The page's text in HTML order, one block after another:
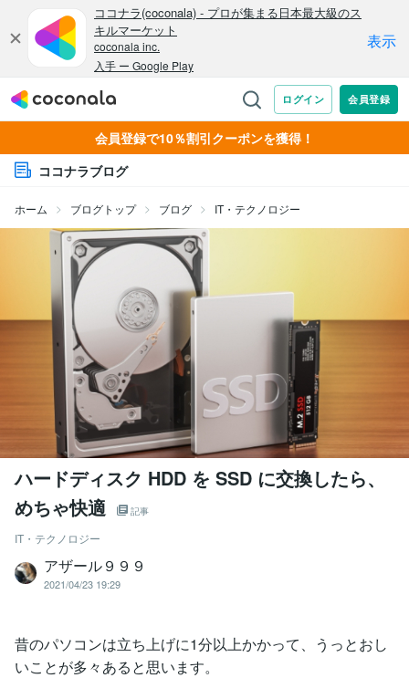
会員登録で10％割引クーポンを獲得！
ココナラブログ
ホーム ブログトップ ブログ IT・テクノロジー
ハードディスク HDD を SSD に交換したら、
めちゃ快適
記事
IT・テクノロジー
アザール９９９
2021/04/23 19:29
昔のパソコンは立ち上げに1分以上かかって、うっとおし
いことが多々あると思います。